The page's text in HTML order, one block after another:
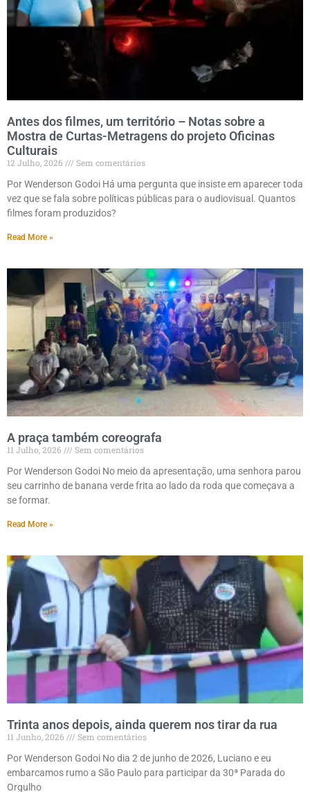
Antes dos filmes, um território – Notas sobre a
Mostra de Curtas-Metragens do projeto Oficinas
Culturais
12 Julho, 2026
Sem comentários
Por Wenderson Godoi Há uma pergunta que insiste em aparecer toda
vez que se fala sobre políticas públicas para o audiovisual. Quantos
filmes foram produzidos?
Read More »
A praça também coreografa
11 Julho, 2026
Sem comentários
Por Wenderson Godoi No meio da apresentação, uma senhora parou
seu carrinho de banana verde frita ao lado da roda que começava a
se formar.
Read More »
Trinta anos depois, ainda querem nos tirar da rua
11 Junho, 2026
Sem comentários
Por Wenderson Godoi No dia 2 de junho de 2026, Luciano e eu
embarcamos rumo a São Paulo para participar da 30ª Parada do
Orgulho